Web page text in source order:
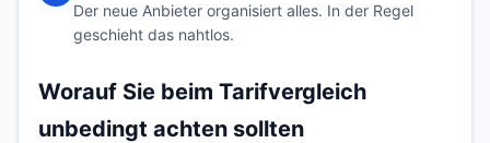
Der neue Anbieter organisiert alles. In der Regel
geschieht das nahtlos.
Worauf Sie beim Tarifvergleich
unbedingt achten sollten